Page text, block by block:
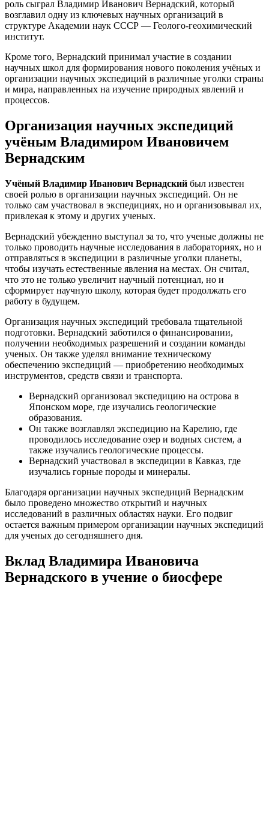
роль сыграл Владимир Иванович Вернадский, который
возглавил одну из ключевых научных организаций в
структуре Академии наук СССР — Геолого-геохимический
институт.
Кроме того, Вернадский принимал участие в создании
научных школ для формирования нового поколения учёных и
организации научных экспедиций в различные уголки страны
и мира, направленных на изучение природных явлений и
процессов.
Организация научных экспедиций
учёным Владимиром Ивановичем
Вернадским
Учёный Владимир Иванович Вернадский был известен
своей ролью в организации научных экспедиций. Он не
только сам участвовал в экспедициях, но и организовывал их,
привлекая к этому и других ученых.
Вернадский убежденно выступал за то, что ученые должны не
только проводить научные исследования в лабораториях, но и
отправляться в экспедиции в различные уголки планеты,
чтобы изучать естественные явления на местах. Он считал,
что это не только увеличит научный потенциал, но и
сформирует научную школу, которая будет продолжать его
работу в будущем.
Организация научных экспедиций требовала тщательной
подготовки. Вернадский заботился о финансировании,
получении необходимых разрешений и создании команды
ученых. Он также уделял внимание техническому
обеспечению экспедиций — приобретению необходимых
инструментов, средств связи и транспорта.
Вернадский организовал экспедицию на острова в
Японском море, где изучались геологические
образования.
Он также возглавлял экспедицию на Карелию, где
проводилось исследование озер и водных систем, а
также изучались геологические процессы.
Вернадский участвовал в экспедиции в Кавказ, где
изучались горные породы и минералы.
Благодаря организации научных экспедиций Вернадским
было проведено множество открытий и научных
исследований в различных областях науки. Его подвиг
остается важным примером организации научных экспедиций
для ученых до сегодняшнего дня.
Вклад Владимира Ивановича
Вернадского в учение о биосфере